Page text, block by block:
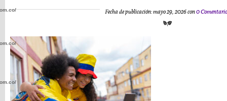
Fecha de publicación: mayo 29, 2026 con0
wp-
wp-
wp-